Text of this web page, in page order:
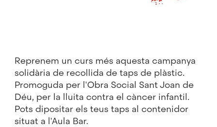
Reprenem un curs més aquesta campanya
solidària de recollida de taps de plàstic.
Promoguda per l'Obra Social Sant Joan de
Déu, per la lluita contra el càncer infantil.
Pots dipositar els teus taps al contenidor
situat a l'Aula Bar.